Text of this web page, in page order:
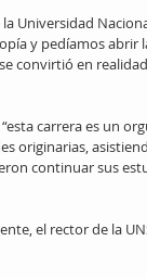
Universidad
y pedíamos abrir
convirtió en
carrera es un
originarias,
continuar sus
el rector de la